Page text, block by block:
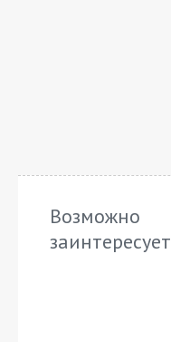
Возможно
заинтересует